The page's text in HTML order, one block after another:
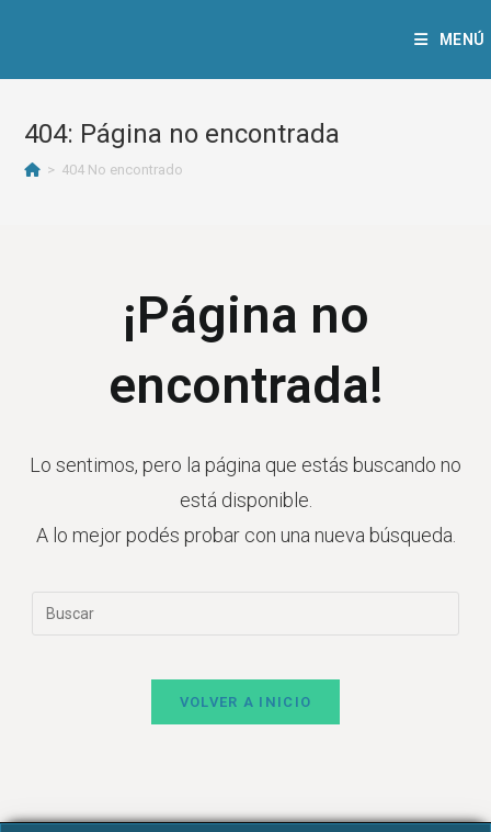
MENÚ
404: Página no encontrada
> 404 No encontrado
¡Página no
encontrada!
Lo sentimos, pero la página que estás buscando no
está disponible.
A lo mejor podés probar con una nueva búsqueda.
VOLVER A INICIO